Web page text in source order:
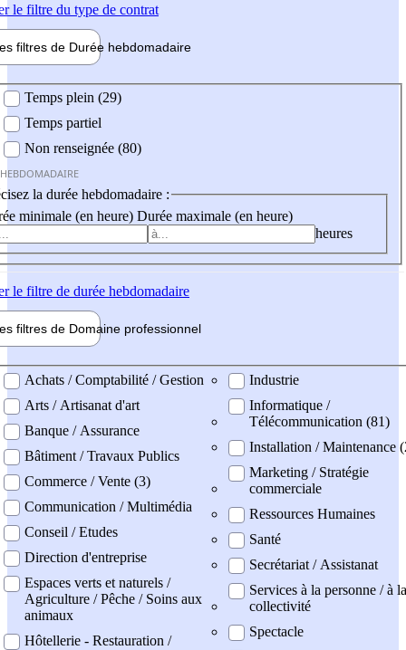
le filtre du type de contrat
filtres de Durée hebdomadaire
Temps plein (29)
Temps partiel
Non renseignée (80)
la durée hebdomadaire :
minimale (en heure) Durée maximale (en heure)
heures
le filtre de durée hebdomadaire
filtres de Domaine professionnel
professionel
Achats / Comptabilité / Gestion
Arts / Artisanat d'art
Banque / Assurance
Bâtiment / Travaux Publics
Commerce / Vente (3)
Communication / Multimédia
Conseil / Etudes
Direction d'entreprise
Espaces verts et naturels /
Agriculture / Pêche / Soins aux
animaux
Hôtellerie - Restauration /
Industrie
Informatique /
Télécommunication (81)
Installation / Maintenance
Marketing / Stratégie
commerciale
Ressources Humaines
Santé
Secrétariat / Assistanat
Services à la personne / à la
collectivité
Spectacle